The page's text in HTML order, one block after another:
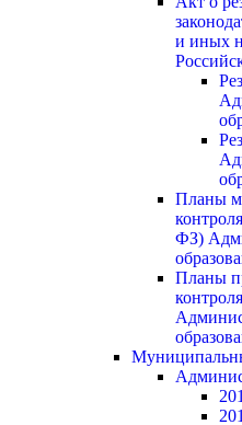
и иных
Планы
ФЗ)
Планы